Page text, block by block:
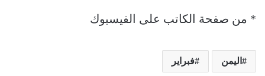
* من صفحة الكاتب على الفيسبوك
اليمن فبراير